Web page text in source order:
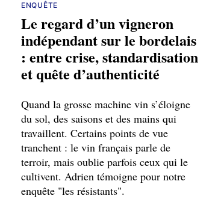
ENQUÊTE
Le regard d’un vigneron
indépendant sur le bordelais
: entre crise, standardisation
et quête d’authenticité
Quand la grosse machine vin s’éloigne
du sol, des saisons et des mains qui
travaillent. Certains points de vue
tranchent : le vin français parle de
terroir, mais oublie parfois ceux qui le
cultivent. Adrien témoigne pour notre
enquête "les résistants".